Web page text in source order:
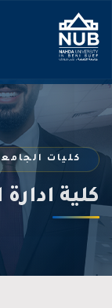
content
كليات
كلية